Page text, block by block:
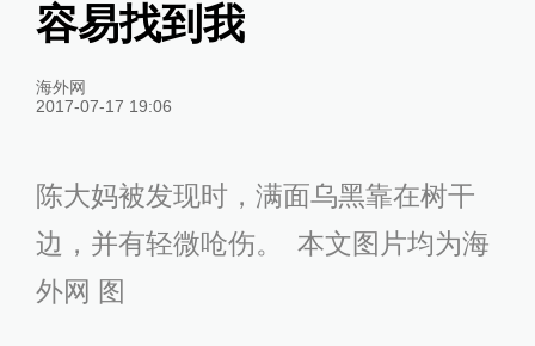
容易找到我
海外网
2017-07-17 19:06
陈大妈被发现时，满面乌黑靠在树干
边，并有轻微呛伤。 本文图片均为海
外网 图